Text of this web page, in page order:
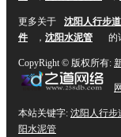
更多关于 沈阳人行步
件
， 沈阳水泥管 的
CopyRight © 版权所有:
本站关键字: 沈阳人行步
阳水泥管